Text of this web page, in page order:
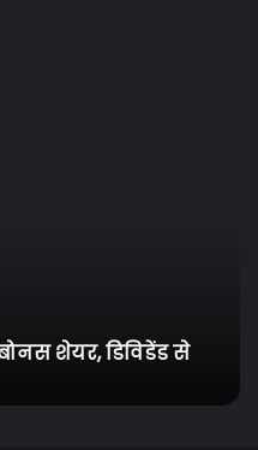
शेयर, डिविडेंड से